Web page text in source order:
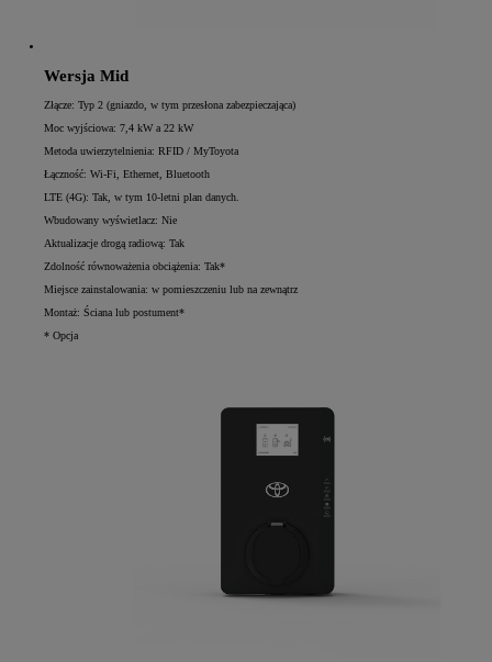
Wersja Mid
Złącze: Typ 2 (gniazdo, w tym przesłona zabezpieczająca)
Moc wyjściowa: 7,4 kW a 22 kW
Metoda uwierzytelnienia: RFID / MyToyota
Łączność: Wi-Fi, Ethernet, Bluetooth
LTE (4G): Tak, w tym 10-letni plan danych.
Wbudowany wyświetlacz: Nie
Aktualizacje drogą radiową: Tak
Zdolność równoważenia obciążenia: Tak*
Miejsce zainstalowania: w pomieszczeniu lub na zewnątrz
Montaż: Ściana lub postument*
* Opcja